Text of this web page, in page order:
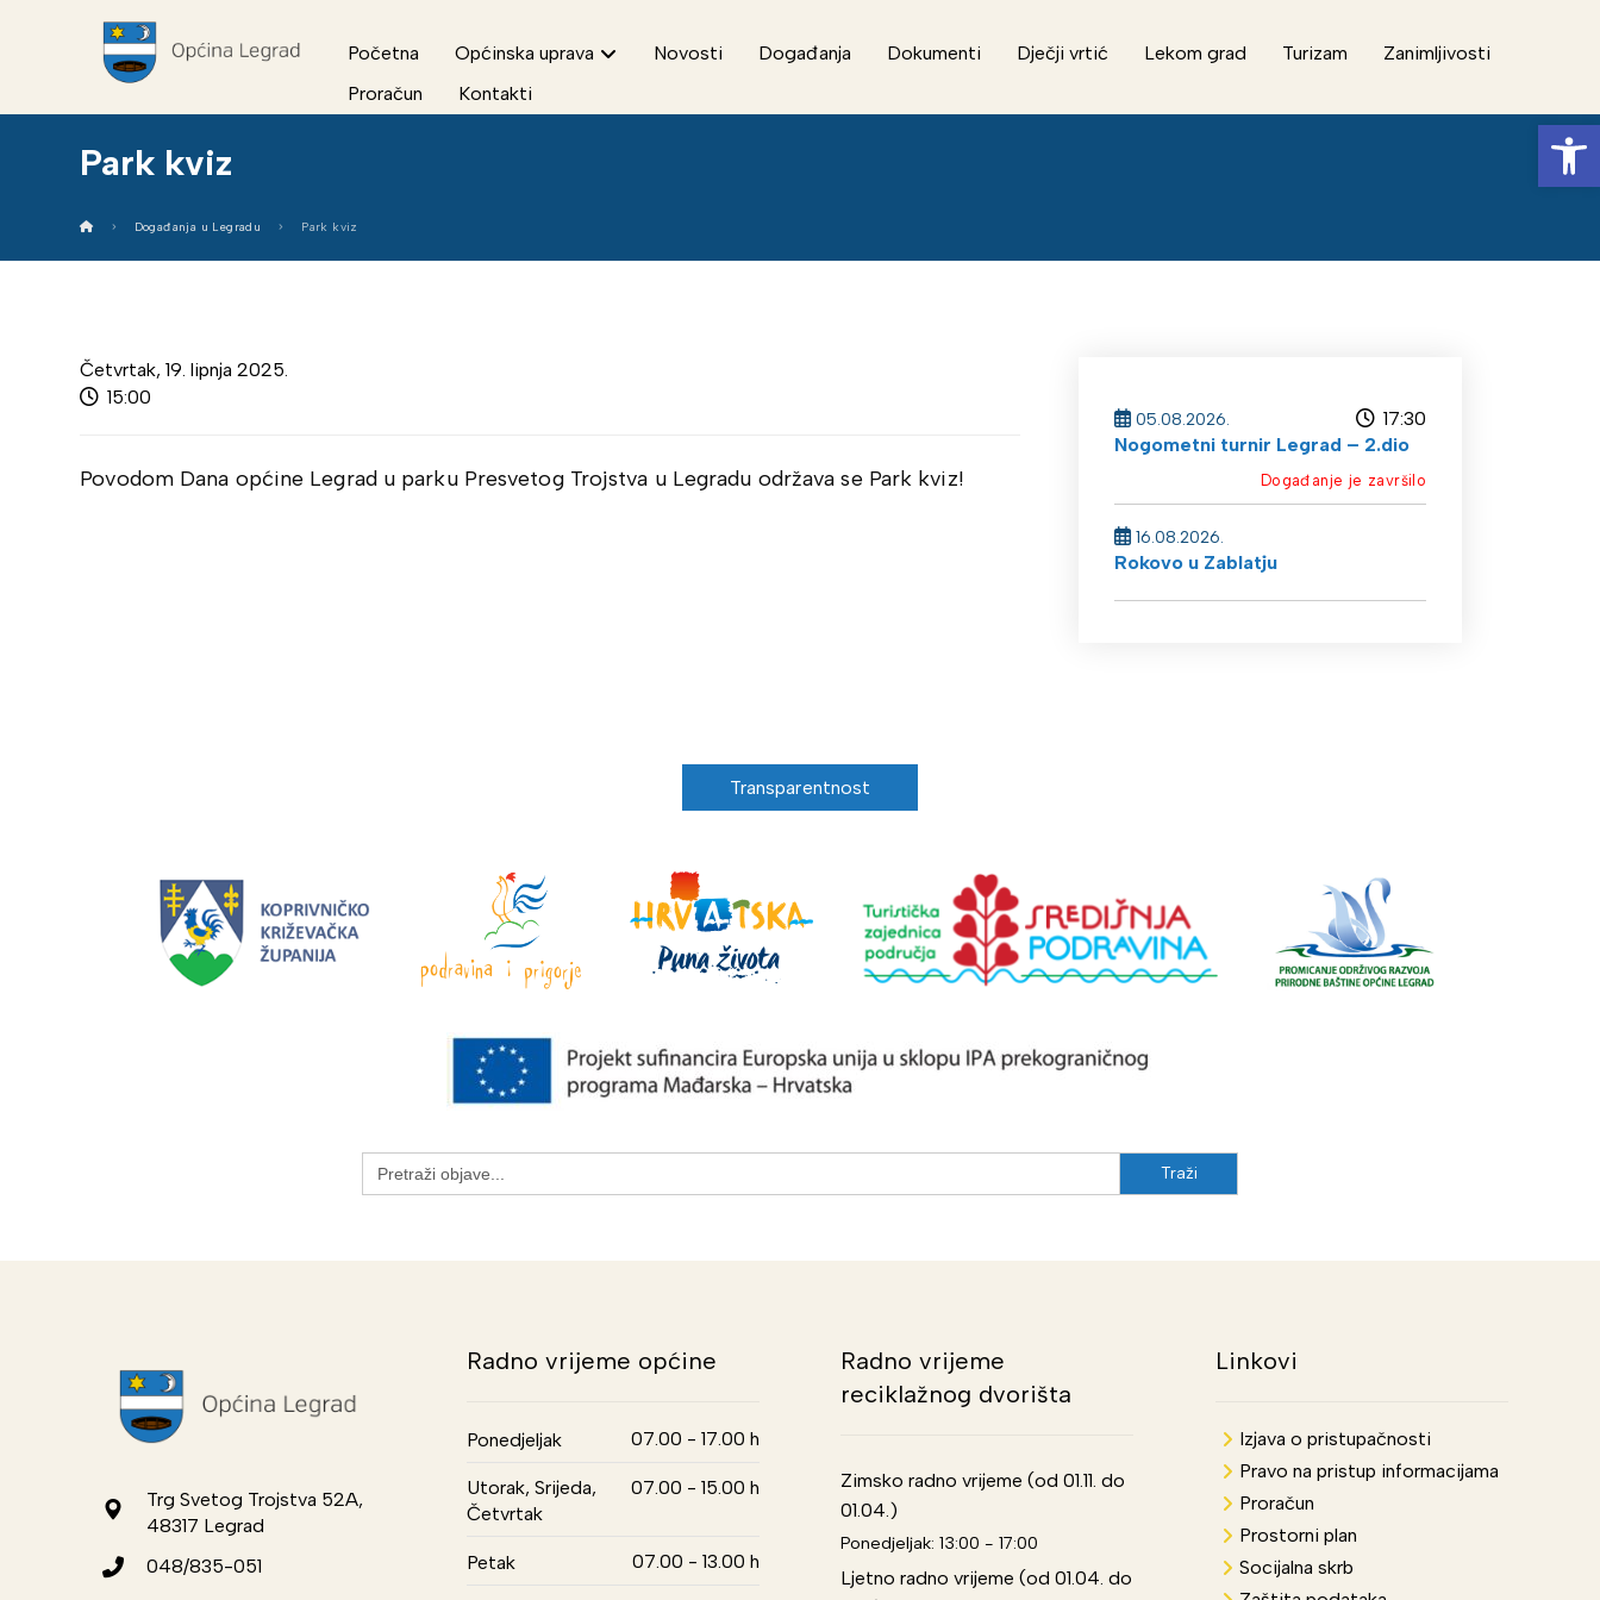
Početna Općinska uprava Novosti Događanja Dokumenti Dječji vrtić Lekom grad Turizam
Zanimljivosti
Proračun
Kontakti
Park kviz
Događanja u Legradu Park kviz
Četvrtak, 19. lipnja 2025.
15:00
Povodom Dana općine Legrad u parku Presvetog Trojstva u Legradu održava se Park kviz!
05.08.2026.
17:30
Nogometni turnir Legrad – 2.dio
Događanje je završilo
16.08.2026.
Rokovo u Zablatju
Transparentnost
Search
for:
Trg Svetog Trojstva 52A,
48317 Legrad
048/835-051
Radno vrijeme općine
Ponedjeljak 07.00 - 17.00 h
Utorak, Srijeda,
Četvrtak
07.00 - 15.00 h
Petak 07.00 - 13.00 h
Radno vrijeme
reciklažnog dvorišta
Zimsko radno vrijeme (od 01.11. do
01.04.)
Ponedjeljak: 13:00 - 17:00
Ljetno radno vrijeme (od 01.04. do
Linkovi
Izjava o pristupačnosti
Pravo na pristup informacijama
Proračun
Prostorni plan
Socijalna skrb